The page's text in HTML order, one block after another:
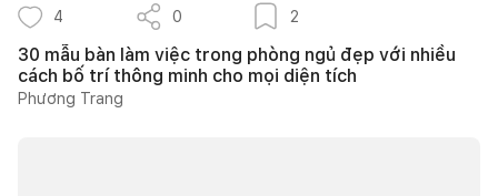
4 0 2
30 mẫu bàn làm việc trong phòng ngủ đẹp với nhiều
cách bố trí thông minh cho mọi diện tích
Phương Trang